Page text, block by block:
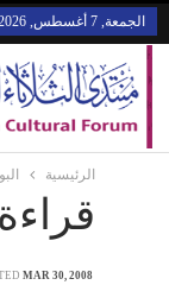
الجمعة, 7 أغسطس, 2026
الرئيسية
MAR 30, 2008